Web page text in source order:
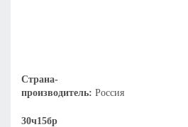
Страна-
производитель: Россия
30ч15бр